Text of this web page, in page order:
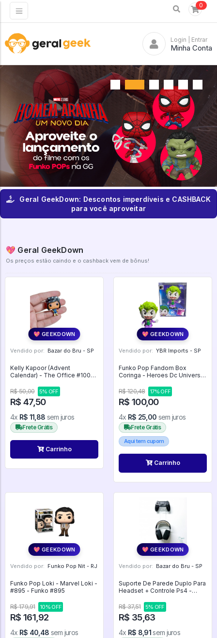
0
Login | Entrar
Minha Conta
Geral GeekDown: Descontos imperdíveis e CASHBACK
para você aproveitar
💖 Geral GeekDown
Os preços estão caindo e o cashback vem de bônus!
💖 GEEKDOWN
Vendido por: Bazar do Bru - SP
Kelly Kapoor (Advent
Calendar) - The Office #1008
R$ 50,00
5% OFF
R$ 47,50
4x R$ 11,88 sem juros
Frete Grátis
Carrinho
💖 GEEKDOWN
Vendido por: YBR Imports - SP
Funko Pop Fandom Box
Coringa - Heroes Dc Universe
R$ 120,48
17% OFF
R$ 100,00
4x R$ 25,00 sem juros
Frete Grátis
Aqui tem cupom
Carrinho
💖 GEEKDOWN
Vendido por: Funko Pop Nit - RJ
Funko Pop Loki - Marvel Loki -
#895 - Funko #895
R$ 179,91 10% OFF
R$ 161,92
4x R$ 40,48 sem juros
💖 GEEKDOWN
Vendido por: Bazar do Bru - SP
Suporte De Parede Duplo Para
Headset + Controle Ps4 -
R$ 37,51
5% OFF
R$ 35,63
4x R$ 8,91sem juros